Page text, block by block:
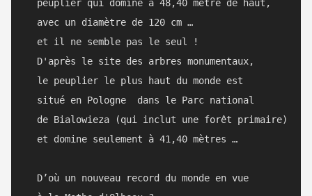
  peuplier qui domine à 48,40 mètre de haut,
  avec un diamètre de 120 cm …
  et il ne semble pas le seul !
  D'après le site des arbres monumentaux,
  le peuplier le plus haut du monde est
  situé en Pologne  dans le Parc national
  de Bialowieza (qui inclut une forêt primaire)
  et domine seulement à 41,40 mètres …
  D’où un nouveau record du monde en vue